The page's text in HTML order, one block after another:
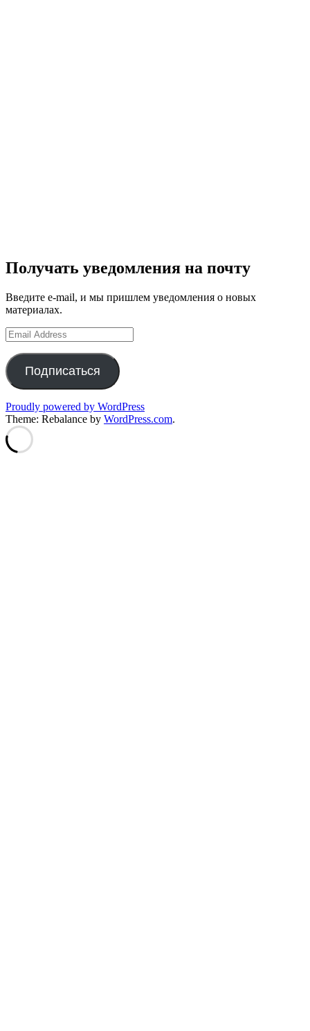
Получать уведомления на почту
Введите e-mail, и мы пришлем уведомления о новых
материалах.
Email
Address
Подписаться
Proudly powered by WordPress
Theme: Rebalance by WordPress.com.